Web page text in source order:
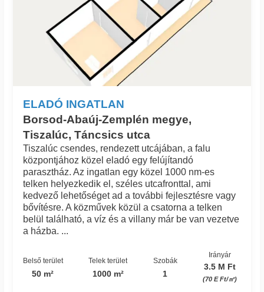
ELADÓ INGATLAN
Borsod-Abaúj-Zemplén megye,
Tiszalúc, Táncsics utca
Tiszalúc csendes, rendezett utcájában, a falu
központjához közel eladó egy felújítandó
parasztház. Az ingatlan egy közel 1000 nm-es
telken helyezkedik el, széles utcafronttal, ami
kedvező lehetőséget ad a további fejlesztésre vagy
bővítésre. A közművek közül a csatorna a telken
belül található, a víz és a villany már be van vezetve
a házba. ...
Belső terület
50 m²
Telek terület
1000 m²
Szobák
1
Irányár
3.5 M Ft
(70 E Ft/㎡)